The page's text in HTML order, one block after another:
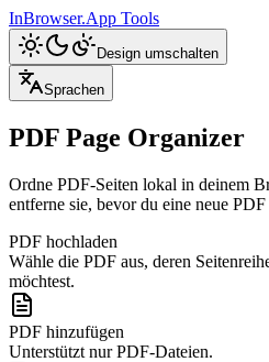
InBrowser.App Tools
Design umschalten
Sprachen
PDF Page Organizer
Ordne PDF-Seiten lokal in deinem
entferne sie, bevor du eine neue
PDF hochladen
Wähle die PDF aus, deren
möchtest.
PDF hinzufügen
Unterstützt nur PDF-Dateien.